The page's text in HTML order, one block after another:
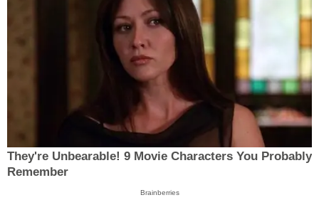
They're Unbearable! 9 Movie Characters You Probably
Remember
Brainberries